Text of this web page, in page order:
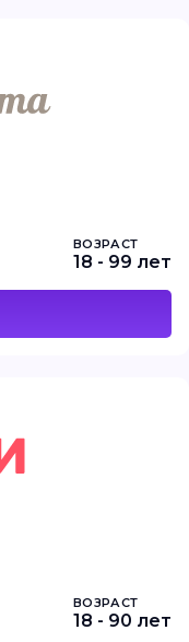
ВОЗРАСТ
18 - 99 лет
ВОЗРАСТ
18 - 90 лет